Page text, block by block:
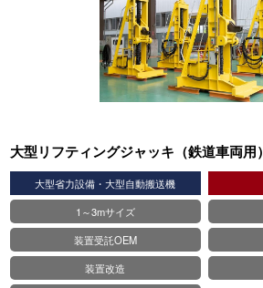
大型リフティングジャッキ（鉄道車両用）
大型省力設備・大型自動搬送機
1～3mサイズ
装置受託OEM
装置改造